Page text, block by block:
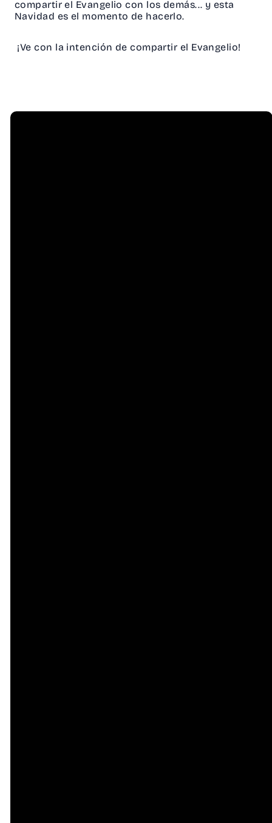
compartir el Evangelio con los demás... y esta
Navidad es el momento de hacerlo.
¡Ve con la intención de compartir el Evangelio!